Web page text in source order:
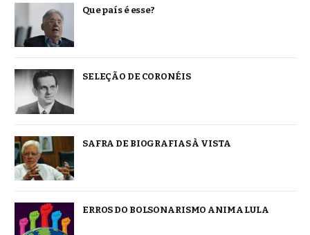
Que país é esse?
SELEÇÃO DE CORONÉIS
SAFRA DE BIOGRAFIAS À VISTA
ERROS DO BOLSONARISMO ANIMA LULA